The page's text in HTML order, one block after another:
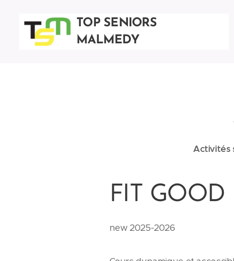
TOP SENIORS
MALMEDY
Activités
FIT GOOD
new 2025-2026